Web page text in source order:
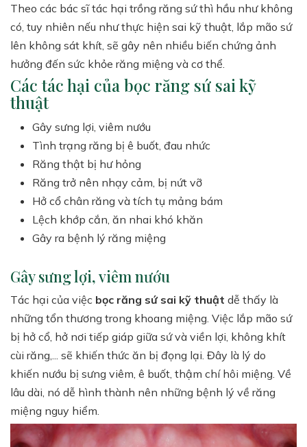
Theo các bác sĩ tác hại trồng răng sứ thì hầu như không
có, tuy nhiên nếu như thực hiện sai kỹ thuật, lắp mão sứ
lên không sát khít, sẽ gây nên nhiều biến chứng ảnh
hưởng đến sức khỏe răng miệng và cơ thể.
Các tác hại của bọc răng sứ sai kỹ
thuật
Gây sưng lợi, viêm nướu
Tình trạng răng bị ê buốt, đau nhức
Răng thật bị hư hỏng
Răng trở nên nhạy cảm, bị nứt vỡ
Hở cổ chân răng và tích tụ mảng bám
Lệch khớp cắn, ăn nhai khó khăn
Gây ra bệnh lý răng miệng
Gây sưng lợi, viêm nướu
Tác hại của việc bọc răng sứ sai kỹ thuật dễ thấy là
những tổn thương trong khoang miệng. Việc lắp mão sứ
bị hở cổ, hở nơi tiếp giáp giữa sứ và viền lợi, không khít
cùi răng,... sẽ khiến thức ăn bị đọng lại. Đây là lý do
khiến nướu bị sưng viêm, ê buốt, thậm chí hôi miệng. Về
lâu dài, nó dễ hình thành nên những bệnh lý về răng
miệng nguy hiểm.